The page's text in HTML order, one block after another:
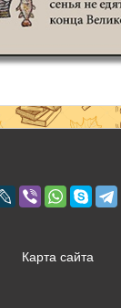
Карта сайта